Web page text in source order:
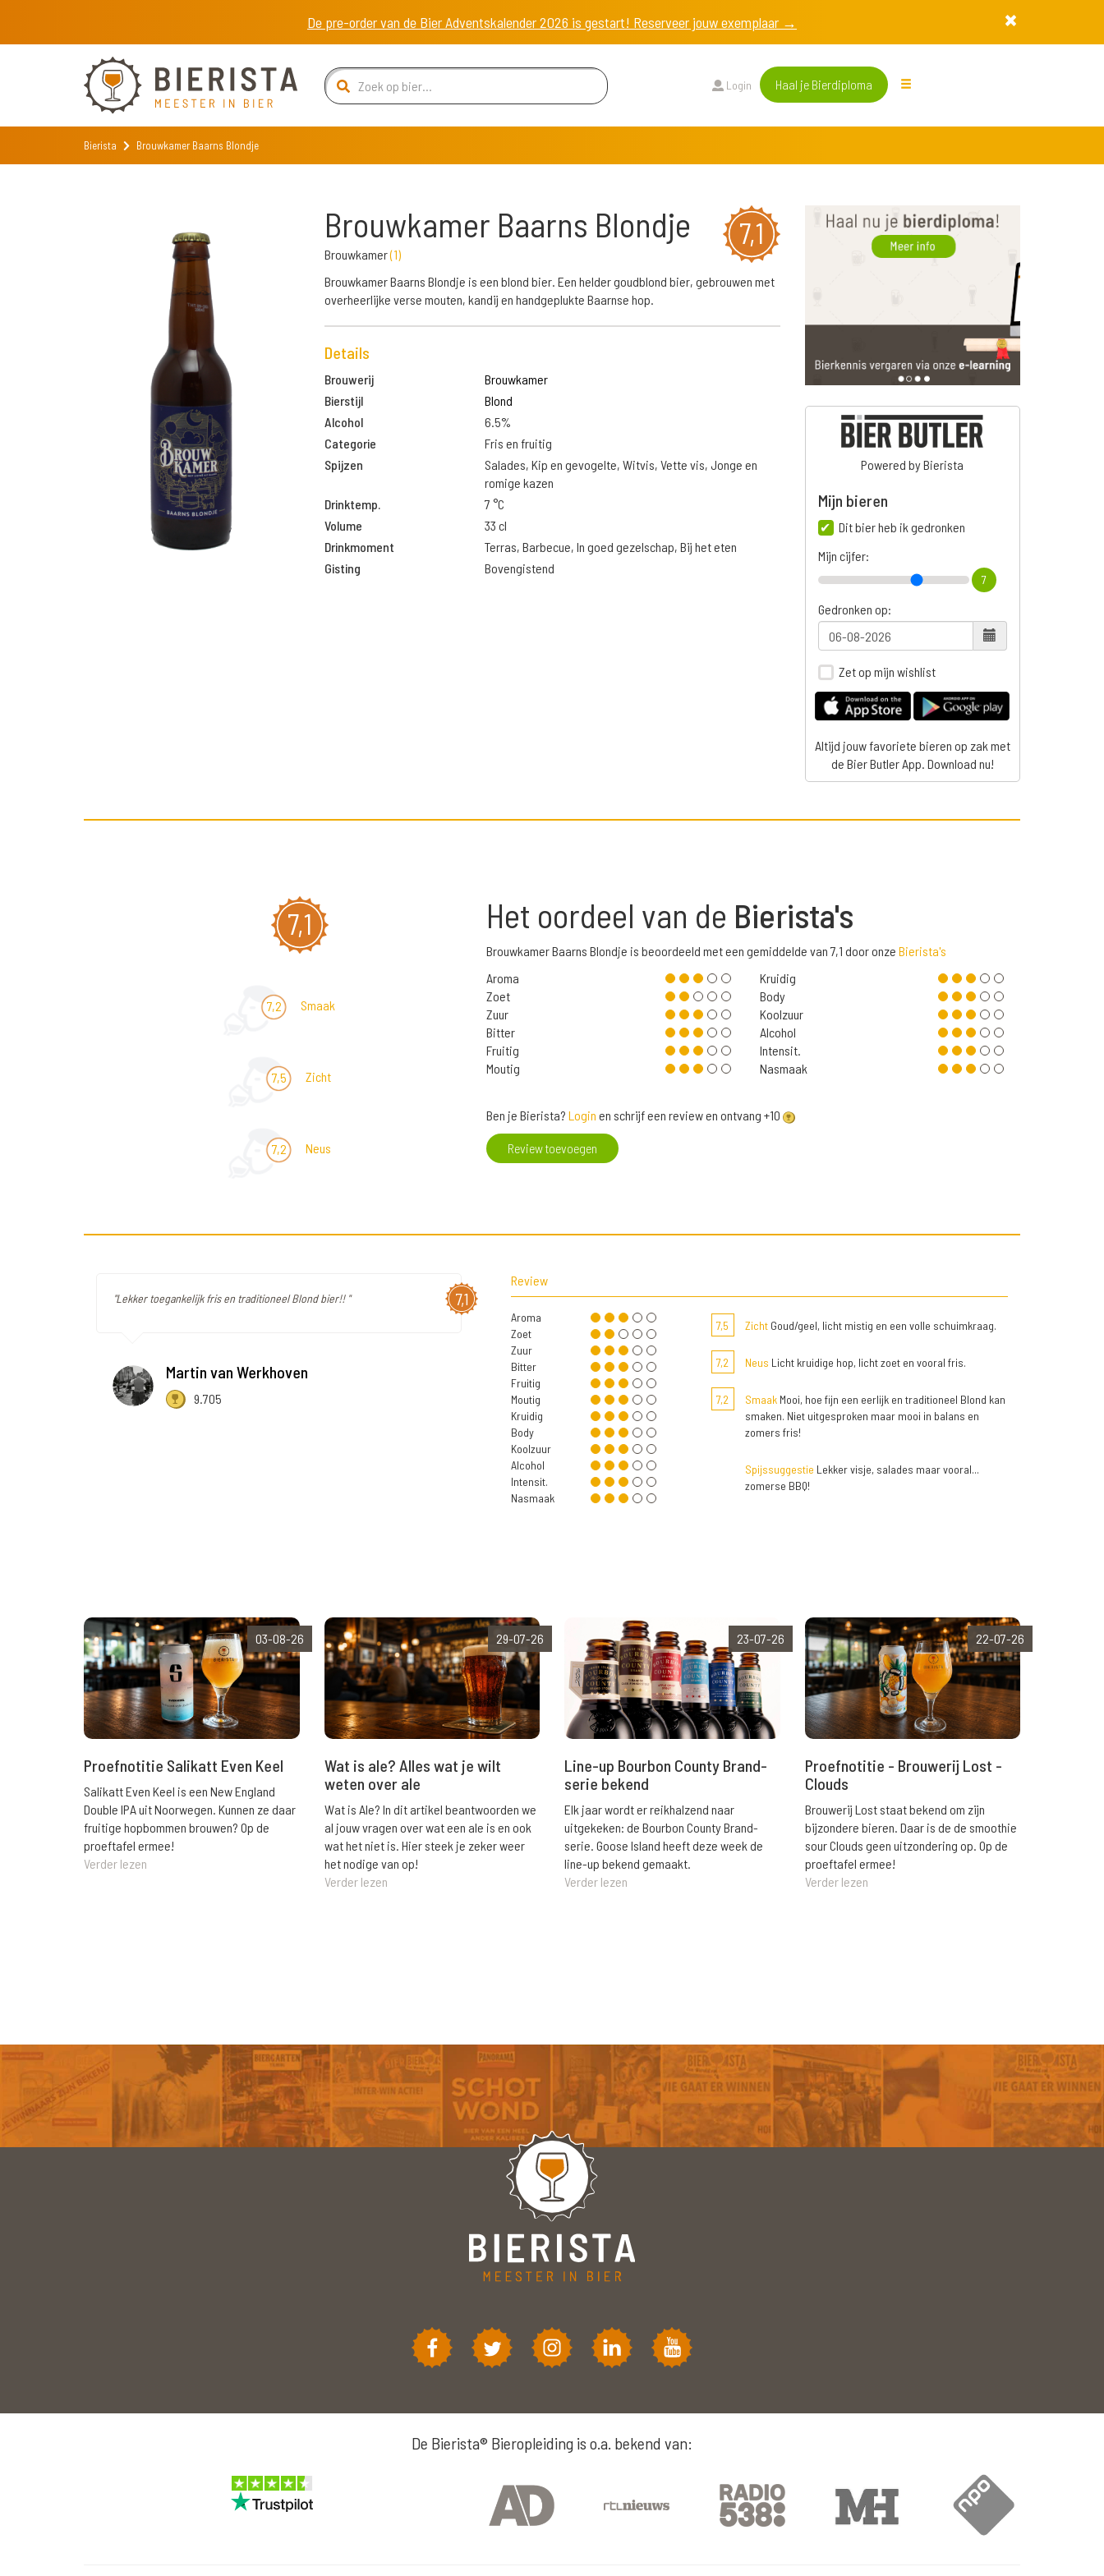
De pre-order van de Bier Adventskalender 2026 is gestart! Reserveer jouw exemplaar →
Login Haal je Bierdiploma
Bierista Brouwkamer Baarns Blondje
7,1
Brouwkamer Baarns Blondje
Brouwkamer(1)
Brouwkamer Baarns Blondje is een blond bier. Een helder goudblond bier, gebrouwen met
overheerlijke verse mouten, kandij en handgeplukte Baarnse hop.
Details
Brouwerij
Brouwkamer
Bierstijl
Blond
Alcohol
6.5%
Categorie
Fris en fruitig
Spijzen
Salades, Kip en gevogelte, Witvis, Vette vis, Jonge en
romige kazen
Drinktemp.
7 °C
Volume
33 cl
Drinkmoment
Terras, Barbecue, In goed gezelschap, Bij het eten
Gisting
Bovengistend
Powered by Bierista
Mijn bieren
Dit bier heb ik gedronken
Mijn cijfer:
7
Gedronken op:
Zet op mijn wishlist
Altijd jouw favoriete bieren op zak met
de Bier Butler App. Download nu!
7,1
7,2 Smaak
7,5 Zicht
7,2 Neus
Het oordeel van de Bierista's
Brouwkamer Baarns Blondje is beoordeeld met een gemiddelde van 7,1 door onze Bierista's
Aroma
Zoet
Zuur
Bitter
Fruitig
Moutig
Kruidig
Body
Koolzuur
Alcohol
Intensit.
Nasmaak
Ben je Bierista? Login en schrijf een review en ontvang +10
Review toevoegen
7,1
"Lekker toegankelijk fris en traditioneel Blond bier!! "
Martin van Werkhoven
9.705
Review
Aroma
Zoet
Zuur
Bitter
Fruitig
Moutig
Kruidig
Body
Koolzuur
Alcohol
Intensit.
Nasmaak
7,5 ZichtGoud/geel, licht mistig en een volle schuimkraag.
7,2 Neus Licht kruidige hop, licht zoet en vooral fris.
7,2 SmaakMooi, hoe fijn een eerlijk en traditioneel Blond kan
smaken. Niet uitgesproken maar mooi in balans en
zomers fris!
Spijssuggestie Lekker visje, salades maar vooral...
zomerse BBQ!
03-08-26
Proefnotitie Salikatt Even Keel
Salikatt Even Keel is een New England
Double IPA uit Noorwegen. Kunnen ze daar
fruitige hopbommen brouwen? Op de
proeftafel ermee!
Verder lezen
29-07-26
Wat is ale? Alles wat je wilt
weten over ale
Wat is Ale? In dit artikel beantwoorden we
al jouw vragen over wat een ale is en ook
wat het niet is. Hier steek je zeker weer
het nodige van op!
Verder lezen
23-07-26
Line-up Bourbon County Brand-
serie bekend
Elk jaar wordt er reikhalzend naar
uitgekeken: de Bourbon County Brand-
serie. Goose Island heeft deze week de
line-up bekend gemaakt.
Verder lezen
22-07-26
Proefnotitie - Brouwerij Lost -
Clouds
Brouwerij Lost staat bekend om zijn
bijzondere bieren. Daar is de de smoothie
sour Clouds geen uitzondering op. Op de
proeftafel ermee!
Verder lezen
De Bierista® Bieropleiding is o.a. bekend van: